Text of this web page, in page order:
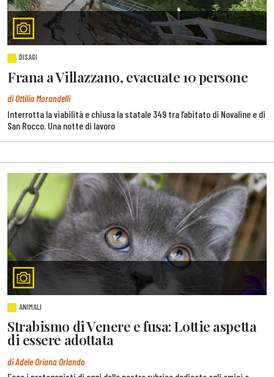
DISAGI
Frana a Villazzano, evacuate 10 persone
di Ottilia Morandelli
Interrotta la viabilità e chiusa la statale 349 tra l’abitato di Novaline e di
San Rocco. Una notte di lavoro
ANIMALI
Strabismo di Venere e fusa: Lottie aspetta
di essere adottata
di Adele Oriana Orlando